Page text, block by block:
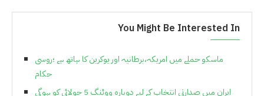
You Might Be Interested In
ماسکو حملے میں امریکہ،برطانیہ اور یوکرین کا ہاتھ ہے ؛روسی
حکام
ایران میں صدارتی انتخاب کے لیے دوبارہ ووٹنگ 5 جولائی کو ہوگی